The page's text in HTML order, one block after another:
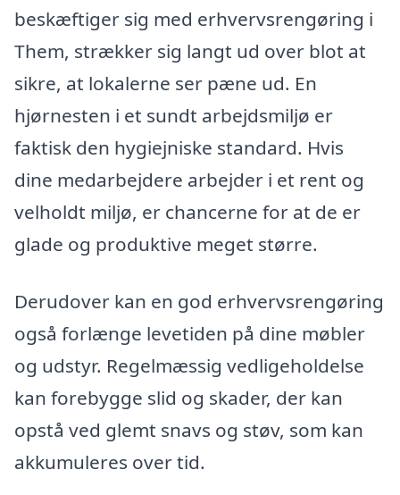
beskæftiger sig med erhvervsrengøring i
Them, strækker sig langt ud over blot at
sikre, at lokalerne ser pæne ud. En
hjørnesten i et sundt arbejdsmiljø er
faktisk den hygiejniske standard. Hvis
dine medarbejdere arbejder i et rent og
velholdt miljø, er chancerne for at de er
glade og produktive meget større.
Derudover kan en god erhvervsrengøring
også forlænge levetiden på dine møbler
og udstyr. Regelmæssig vedligeholdelse
kan forebygge slid og skader, der kan
opstå ved glemt snavs og støv, som kan
akkumuleres over tid.